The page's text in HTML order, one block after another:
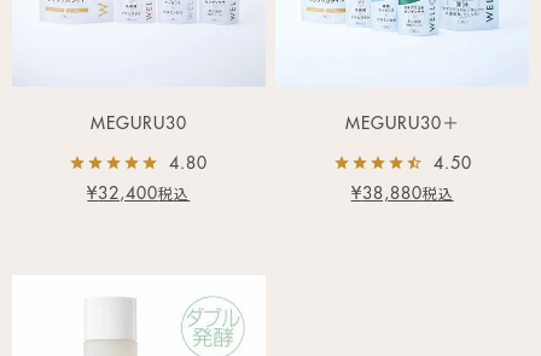
MEGURU30
4.80
¥32,400税込
MEGURU30＋
4.50
¥38,880税込